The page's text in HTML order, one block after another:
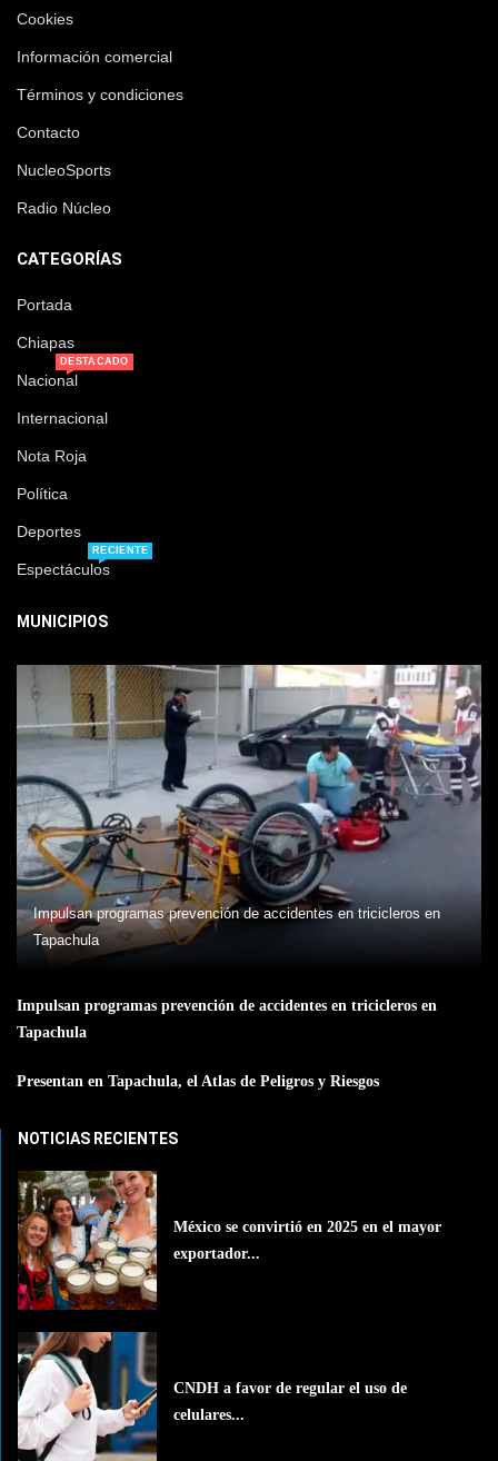
Cookies
Información comercial
Términos y condiciones
Contacto
NucleoSports
Radio Núcleo
CATEGORÍAS
Portada
Chiapas
Nacional
DESTACADO
Internacional
Nota Roja
Política
Deportes
Espectáculos
RECIENTE
MUNICIPIOS
Impulsan programas prevención de accidentes en tricicleros en
Tapachula
Impulsan programas prevención de accidentes en tricicleros en
Tapachula
Presentan en Tapachula, el Atlas de Peligros y Riesgos
NOTICIAS RECIENTES
México se convirtió en 2025 en el mayor
exportador...
CNDH a favor de regular el uso de
celulares...